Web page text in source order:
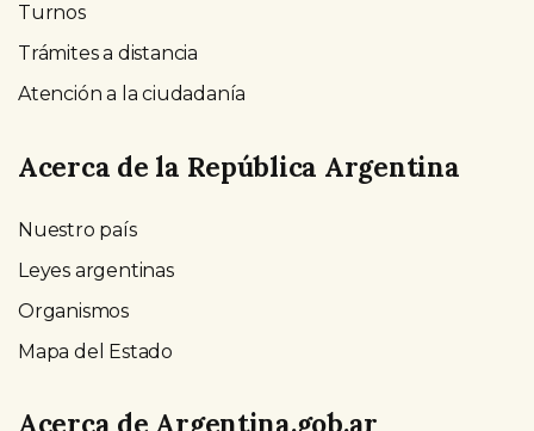
Turnos
Trámites a distancia
Atención a la ciudadanía
Acerca de la República Argentina
Nuestro país
Leyes argentinas
Organismos
Mapa del Estado
Acerca de Argentina.gob.ar